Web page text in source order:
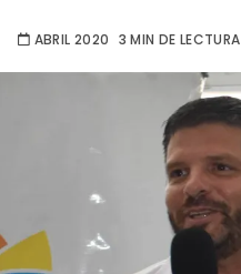
ABRIL 2020 3 MIN DE LECTURA